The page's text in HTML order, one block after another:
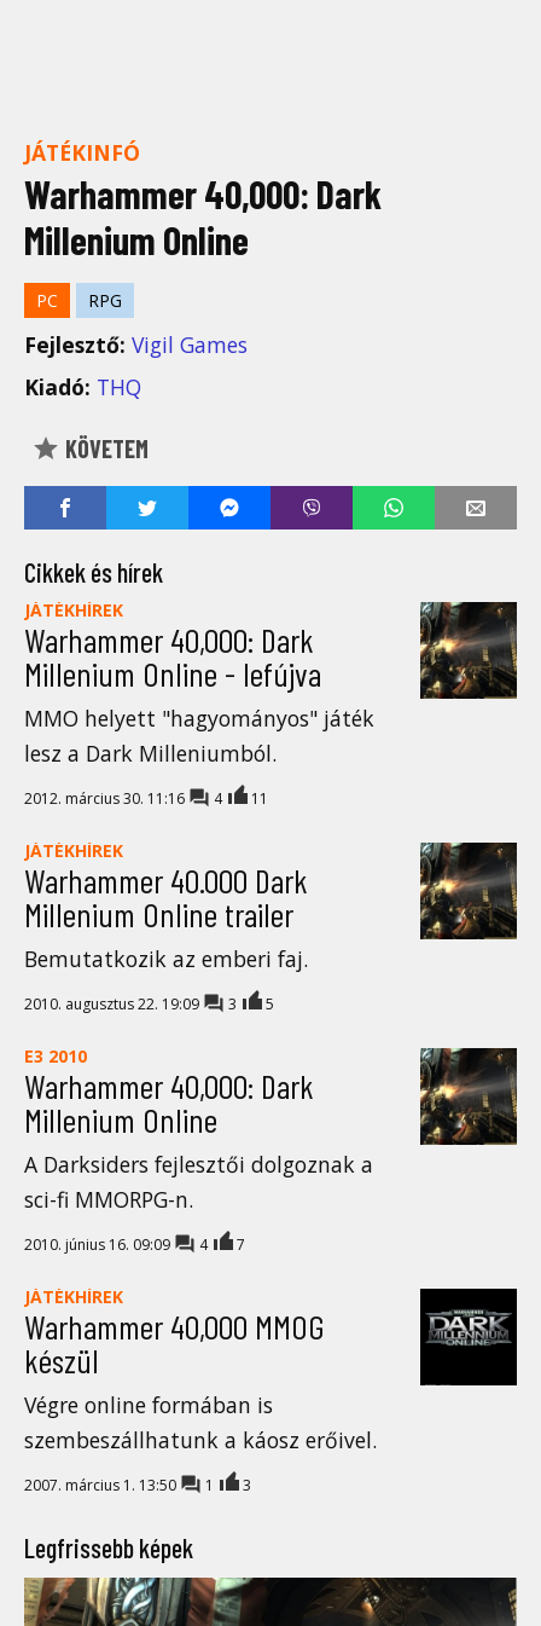
JÁTÉKINFÓ
Warhammer 40,000: Dark
Millenium Online
PC RPG
Fejlesztő: Vigil Games
Kiadó: THQ
KÖVETEM
Cikkek és hírek
JÁTÉKHÍREK
Warhammer 40,000: Dark
Millenium Online - lefújva
MMO helyett "hagyományos" játék
lesz a Dark Milleniumból.
2012. március 30. 11:16 4 11
JÁTÉKHÍREK
Warhammer 40.000 Dark
Millenium Online trailer
Bemutatkozik az emberi faj.
2010. augusztus 22. 19:09 3 5
E3 2010
Warhammer 40,000: Dark
Millenium Online
A Darksiders fejlesztői dolgoznak a
sci-fi MMORPG-n.
2010. június 16. 09:09 4 7
JÁTÉKHÍREK
Warhammer 40,000 MMOG
készül
Végre online formában is
szembeszállhatunk a káosz erőivel.
2007. március 1. 13:50 1 3
Legfrissebb képek